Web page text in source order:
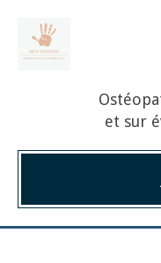
et sur